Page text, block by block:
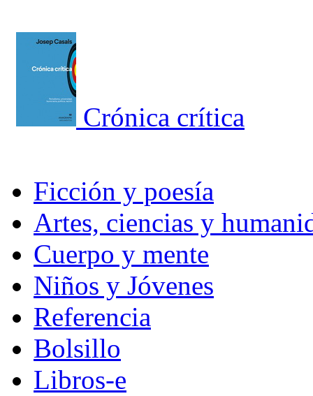
Crónica crítica
Ficción y poesía
Artes, ciencias y
Cuerpo y mente
Niños y Jóvenes
Referencia
Bolsillo
Libros-e